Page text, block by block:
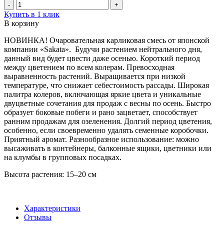
- +
Купить в 1 клик
В корзину
НОВИНКА! Очаровательная карликовая смесь от японской
компании «Sakata». Будучи растением нейтрального дня,
данный вид будет цвести даже осенью. Короткий период
между цветением по всем колерам. Превосходная
выравненность растений. Выращивается при низкой
температуре, что снижает себестои­мость рассады. Широкая
палитра колеров, включающая яркие цвета и уникаль­ные
двуцветные сочетания для продаж с весны по осень. Быстро
образует боковые побеги и рано зацветает, способству­ет
ранним продажам для озеленения. Долгий период цветения,
особенно, если своевременно уда­лять семенные коробочки.
Приятный аромат. Разнообразное использование: можно
высаживать в контей­неры, балконные ящики, цветники или
на клумбы в групповых посадках.
Высота растения: 15–20 см
Характеристики
Отзывы